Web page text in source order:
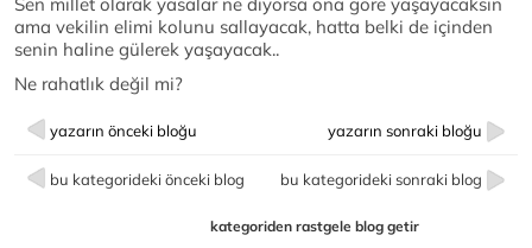
ama vekilin elimi kolunu sallayacak, hatta belki de içinden
senin haline gülerek yaşayacak..
Ne rahatlık değil mi?
yazarın önceki bloğu yazarın sonraki bloğu
bu kategorideki önceki blog bu kategorideki sonraki blog
kategoriden rastgele blog getir